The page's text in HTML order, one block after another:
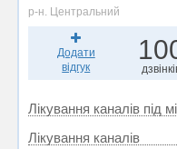
р-н. Центральний
Додати
відгук
Лікування каналів під
Лікування каналів